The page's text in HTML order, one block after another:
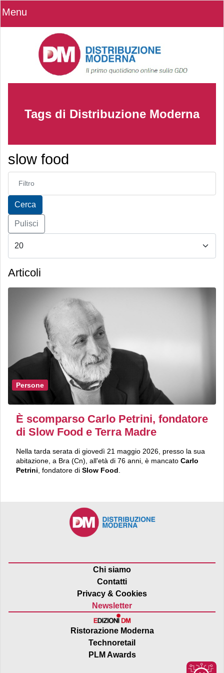
Menu
Tags di Distribuzione Moderna
slow food
Inserisci parte del titolo
Cerca
Pulisci
Articoli
Persone
È scomparso Carlo Petrini, fondatore
di Slow Food e Terra Madre
Nella tarda serata di giovedì 21 maggio 2026, presso la sua
abitazione, a Bra (Cn), all'età di 76 anni, è mancato Carlo
Petrini , fondatore di Slow Food
Chi siamo
Contatti
Privacy & Cookies
Newsletter
Ristorazione Moderna
Technoretail
PLM Awards